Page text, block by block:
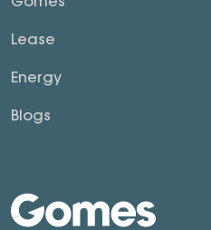
Lease
Energy
Blogs